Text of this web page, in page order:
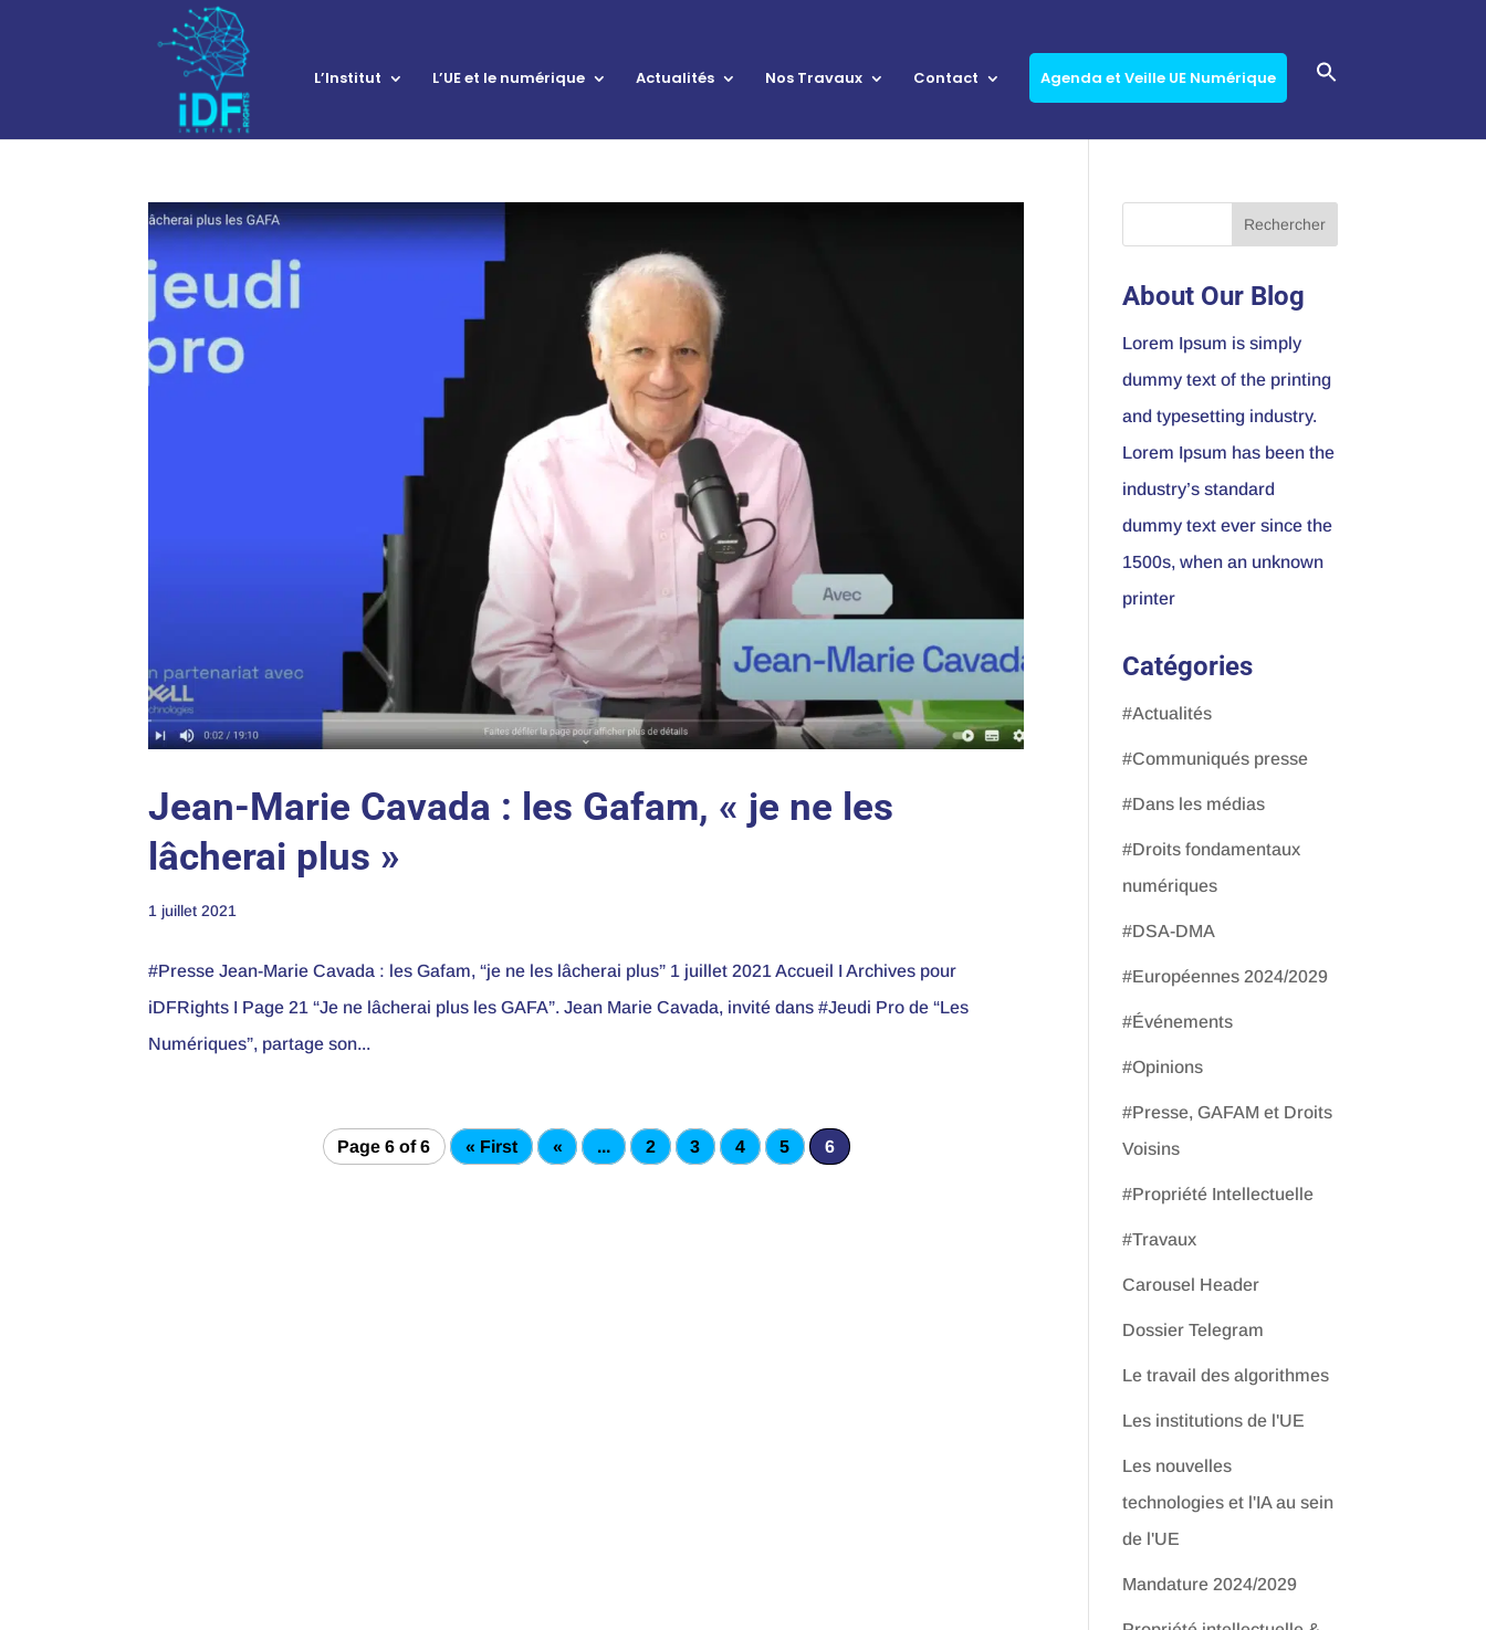
L’Institut L’UE et le numérique Actualités Nos Travaux Contact Agenda et Veille UE Numérique
Jean-Marie Cavada : les Gafam, « je ne les
lâcherai plus »
1 juillet 2021
#Presse Jean-Marie Cavada : les Gafam, “je ne les lâcherai plus” 1 juillet 2021 Accueil I Archives pour
iDFRights I Page 21 “Je ne lâcherai plus les GAFA”. Jean Marie Cavada, invité dans #Jeudi Pro de “Les
Numériques”, partage son...
Page 6 of 6 « First « ... 2 3 4 5 6
About Our Blog
Lorem Ipsum is simply
dummy text of the printing
and typesetting industry.
Lorem Ipsum has been the
industry’s standard
dummy text ever since the
1500s, when an unknown
printer
Catégories
#Actualités
#Communiqués presse
#Dans les médias
#Droits fondamentaux
numériques
#DSA-DMA
#Européennes 2024/2029
#Événements
#Opinions
#Presse, GAFAM et Droits
Voisins
#Propriété Intellectuelle
#Travaux
Carousel Header
Dossier Telegram
Le travail des algorithmes
Les institutions de l'UE
Les nouvelles
technologies et l'IA au sein
de l'UE
Mandature 2024/2029